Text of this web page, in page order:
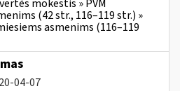
mokestis » PVM
(42 str., 116–119 str.) »
asmenims (116–119
04-07